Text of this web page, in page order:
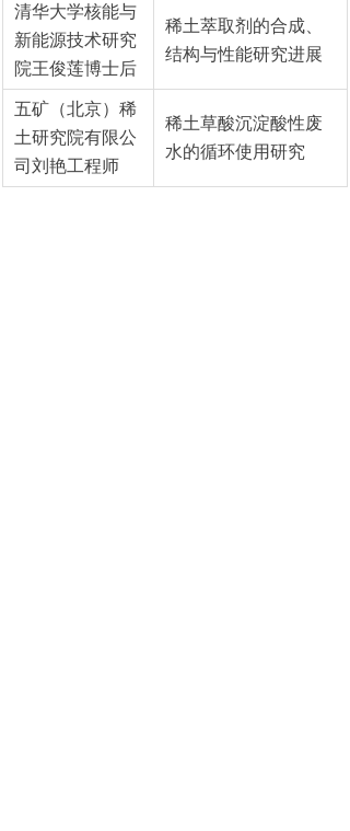
清华大学核能与
新能源技术研究
院王俊莲博士后
稀土萃取剂的合成、
结构与性能研究进展
五矿（北京）稀
土研究院有限公
司刘艳工程师
稀土草酸沉淀酸性废
水的循环使用研究